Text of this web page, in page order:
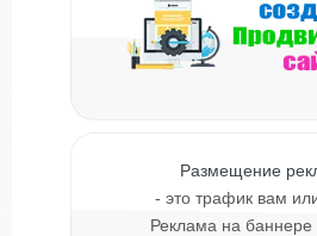
Размещение
- это трафик вам
Реклама на баннере